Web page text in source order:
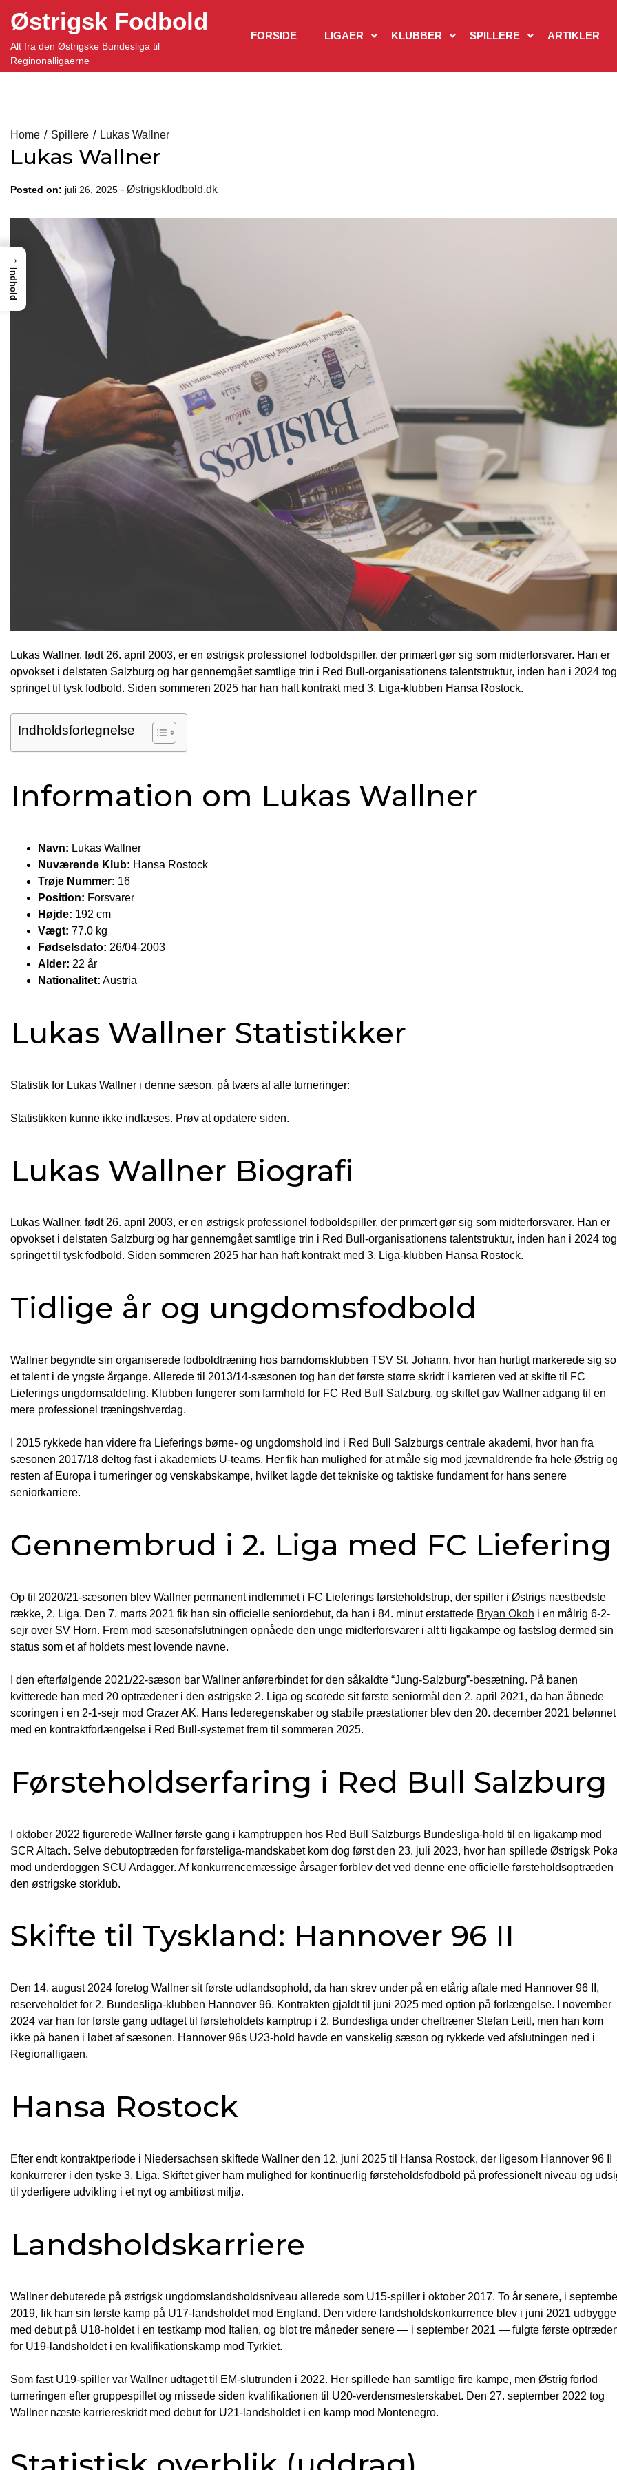
content
Østrigsk Fodbold
Alt fra den Østrigske Bundesliga til
Reginonalligaerne
FORSIDE LIGAER KLUBBER SPILLERE ARTIKLER
Home Spillere Lukas Wallner
Lukas Wallner
Posted on: juli 26, 2025 - Østrigskfodbold.dk
Lukas Wallner, født 26. april 2003, er en østrigsk professionel fodboldspiller, der primært gør sig som midterforsvarer. Han er
opvokset i delstaten Salzburg og har gennemgået samtlige trin i Red Bull-organisationens talentstruktur, inden han i 2024 tog
springet til tysk fodbold. Siden sommeren 2025 har han haft kontrakt med 3. Liga-klubben Hansa Rostock.
Indholdsfortegnelse
Information om Lukas Wallner
Navn: Lukas Wallner
Nuværende Klub: Hansa Rostock
Trøje Nummer: 16
Position: Forsvarer
Højde: 192 cm
Vægt: 77.0 kg
Fødselsdato: 26/04-2003
Alder: 22 år
Nationalitet: Austria
Lukas Wallner Statistikker
Statistik for Lukas Wallner i denne sæson, på tværs af alle turneringer:
Statistikken kunne ikke indlæses. Prøv at opdatere siden.
Lukas Wallner Biografi
Lukas Wallner, født 26. april 2003, er en østrigsk professionel fodboldspiller, der primært gør sig som midterforsvarer. Han er
opvokset i delstaten Salzburg og har gennemgået samtlige trin i Red Bull-organisationens talentstruktur, inden han i 2024 tog
springet til tysk fodbold. Siden sommeren 2025 har han haft kontrakt med 3. Liga-klubben Hansa Rostock.
Tidlige år og ungdomsfodbold
Wallner begyndte sin organiserede fodboldtræning hos barndomsklubben TSV St. Johann, hvor han hurtigt markerede sig
et talent i de yngste årgange. Allerede til 2013/14-sæsonen tog han det første større skridt i karrieren ved at skifte til FC
Lieferings ungdomsafdeling. Klubben fungerer som farmhold for FC Red Bull Salzburg, og skiftet gav Wallner adgang til en
mere professionel træningshverdag.
I 2015 rykkede han videre fra Lieferings børne- og ungdomshold ind i Red Bull Salzburgs centrale akademi, hvor han fra
sæsonen 2017/18 deltog fast i akademiets U-teams. Her fik han mulighed for at måle sig mod jævnaldrende fra hele Østrig
resten af Europa i turneringer og venskabskampe, hvilket lagde det tekniske og taktiske fundament for hans senere
seniorkarriere.
Gennembrud i 2. Liga med FC Liefering
Op til 2020/21-sæsonen blev Wallner permanent indlemmet i FC Lieferings førsteholdstrup, der spiller i Østrigs næstbedste
række, 2. Liga. Den 7. marts 2021 fik han sin officielle seniordebut, da han i 84. minut erstattede Bryan Okoh i en målrig 6-2-
sejr over SV Horn. Frem mod sæsonafslutningen opnåede den unge midterforsvarer i alt ti ligakampe og fastslog dermed sin
status som et af holdets mest lovende navne.
I den efterfølgende 2021/22-sæson bar Wallner anførerbindet for den såkaldte “Jung-Salzburg”-besætning. På banen
kvitterede han med 20 optrædener i den østrigske 2. Liga og scorede sit første seniormål den 2. april 2021, da han åbnede
scoringen i en 2-1-sejr mod Grazer AK. Hans lederegenskaber og stabile præstationer blev den 20. december 2021 belønnet
med en kontraktforlængelse i Red Bull-systemet frem til sommeren 2025.
Førsteholdserfaring i Red Bull Salzburg
I oktober 2022 figurerede Wallner første gang i kamptruppen hos Red Bull Salzburgs Bundesliga-hold til en ligakamp mod
SCR Altach. Selve debutoptræden for førsteliga-mandskabet kom dog først den 23. juli 2023, hvor han spillede Østrigsk
mod underdoggen SCU Ardagger. Af konkurrencemæssige årsager forblev det ved denne ene officielle førsteholdsoptræden
den østrigske storklub.
Skifte til Tyskland: Hannover 96 II
Den 14. august 2024 foretog Wallner sit første udlandsophold, da han skrev under på en etårig aftale med Hannover 96 II,
reserveholdet for 2. Bundesliga-klubben Hannover 96. Kontrakten gjaldt til juni 2025 med option på forlængelse. I november
2024 var han for første gang udtaget til førsteholdets kamptrup i 2. Bundesliga under cheftræner Stefan Leitl, men han kom
ikke på banen i løbet af sæsonen. Hannover 96s U23-hold havde en vanskelig sæson og rykkede ved afslutningen ned i
Regionalligaen.
Hansa Rostock
Efter endt kontraktperiode i Niedersachsen skiftede Wallner den 12. juni 2025 til Hansa Rostock, der ligesom Hannover 96 II
konkurrerer i den tyske 3. Liga. Skiftet giver ham mulighed for kontinuerlig førsteholdsfodbold på professionelt niveau og
til yderligere udvikling i et nyt og ambitiøst miljø.
Landsholdskarriere
Wallner debuterede på østrigsk ungdomslandsholdsniveau allerede som U15-spiller i oktober 2017. To år senere, i
2019, fik han sin første kamp på U17-landsholdet mod England. Den videre landsholdskonkurrence blev i juni 2021
med debut på U18-holdet i en testkamp mod Italien, og blot tre måneder senere — i september 2021 — fulgte første
for U19-landsholdet i en kvalifikationskamp mod Tyrkiet.
Som fast U19-spiller var Wallner udtaget til EM-slutrunden i 2022. Her spillede han samtlige fire kampe, men Østrig forlod
turneringen efter gruppespillet og missede siden kvalifikationen til U20-verdensmesterskabet. Den 27. september 2022 tog
Wallner næste karriereskridt med debut for U21-landsholdet i en kamp mod Montenegro.
→
Indhold